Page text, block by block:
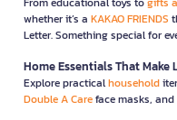
whether it’s a KAKAO FRIENDS
Letter. Something special for
Home Essentials That Make
Explore practicalhousehold
Double A Careface masks,